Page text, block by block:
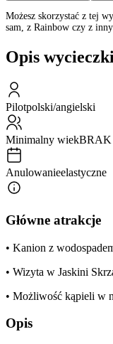
Możesz skorzystać z tej
sam, z Rainbow czy z
Opis
Pilotpolski/angielski
Minimalny wiekBRAK
Anulowanieelastyczne
Główne atrakcje
• Kanion z
• Wizyta w Jaskini
• Możliwość kąpieli w
Opis